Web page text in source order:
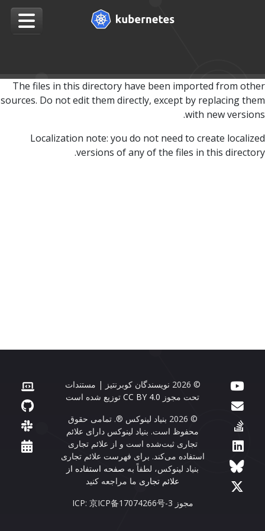
The files in this directory have been imported from other
sources. Do not edit them directly, except by replacing them
with new versions.
Localization note: you do not need to create localized
versions of any of the files in this directory.
© 2026 نویسندگان کوبرنتیز | مستندات
تحت مجوز CC BY 4.0 توزیع شده است
© 2026 بنیاد لینوکس ®. تمامی حقوق
محفوظ است. بنیاد لینوکس دارای علائم
تجاری ثبت‌شده است و از علائم تجاری
استفاده می‌کند. برای فهرست علائم تجاری
بنیاد لینوکس، لطفاً به صفحه استفاده از
علائم تجاری ما مراجعه کنید
مجوز ICP: 京ICP备17074266号-3